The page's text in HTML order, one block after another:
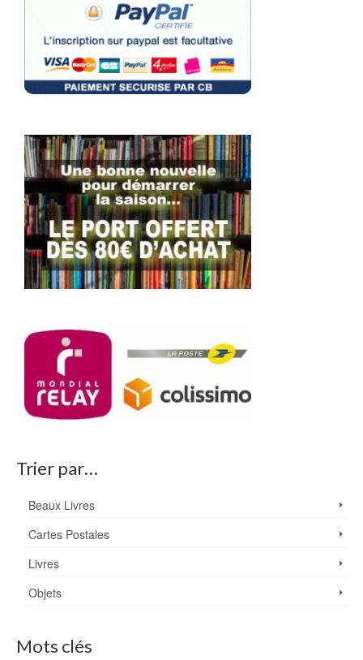
Trier par…
Beaux Livres
Cartes Postales
Livres
Objets
Mots clés